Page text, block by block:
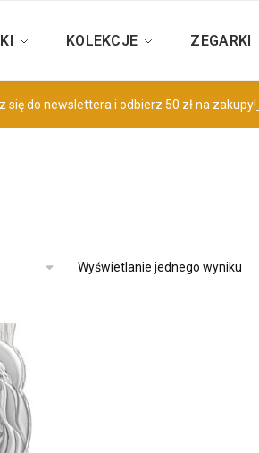
KOLEKCJE ZEGARKI
się do newslettera i odbierz 50 zł na zakupy!
Wyświetlanie jednego wyniku